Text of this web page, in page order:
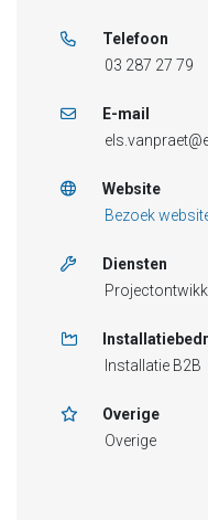
Telefoon
03 287 27 79
E-mail
Website
Bezoek
Diensten
Installatie B2B
Overige
Overige